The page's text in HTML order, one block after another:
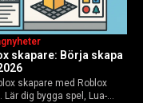
skapare: Börja skapa
skapare med Roblox
Lär dig bygga spel, Lua-